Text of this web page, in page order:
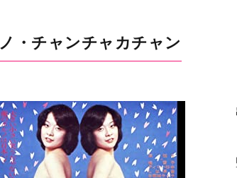
・チャンチャカチャン